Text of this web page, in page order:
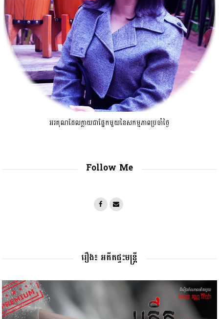
អរគុណដែលក្លាយជាផ្នែកមួយនៃសកម្មភាពប្រចាំថ្ងៃ
Follow Me
រឿង៖ អតីតផ្ទះមន្រ្តី